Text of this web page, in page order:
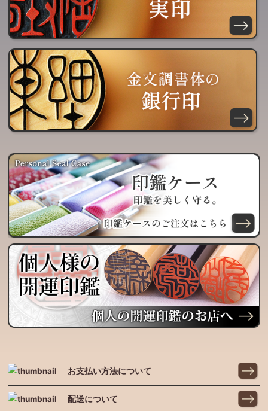
お支払い方法について
配送について